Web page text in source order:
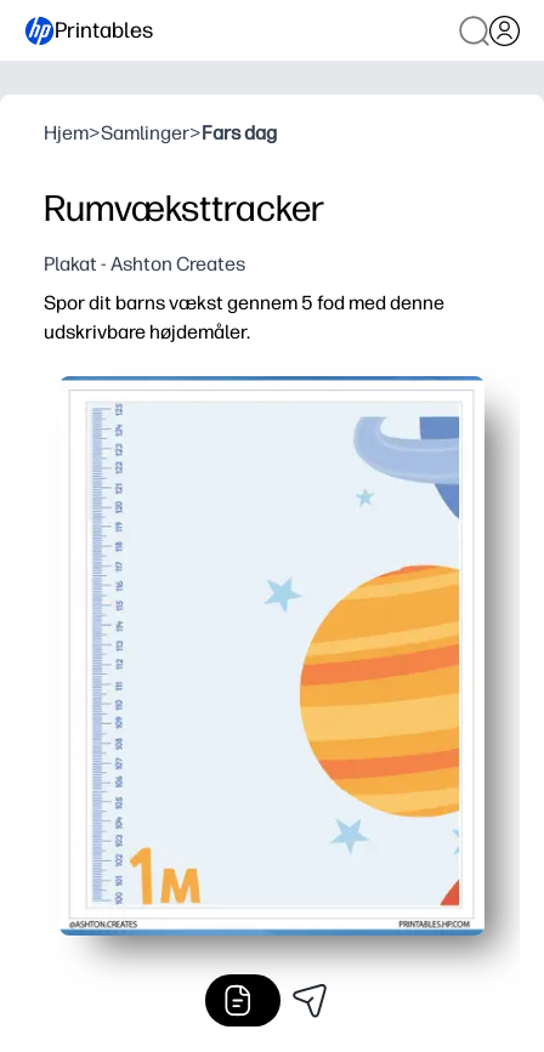
Printables
Hjem>Samlinger>Fars dag
Rumvæksttracker
Plakat - Ashton Creates
Spor dit barns vækst gennem 5 fod med denne
udskrivbare højdemåler.